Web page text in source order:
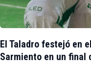
El Taladro festejó en
Sarmiento en un final